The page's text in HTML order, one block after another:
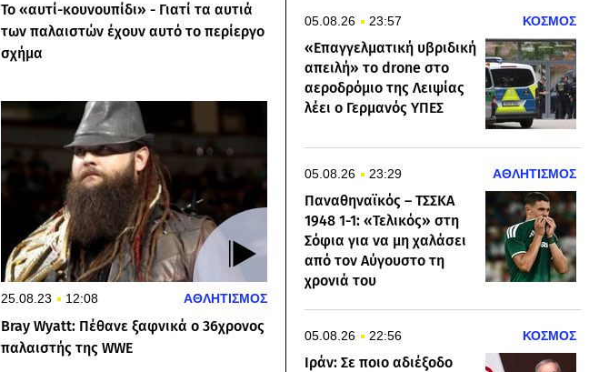
Το «αυτί-κουνουπίδι» - Γιατί τα αυτιά
των παλαιστών έχουν αυτό το περίεργο
σχήμα
25.08.23 12:08 ΑΘΛΗΤΙΣΜΟΣ
Bray Wyatt: Πέθανε ξαφνικά ο 36χρονος
παλαιστής της WWE
05.08.26 23:57 ΚΟΣΜΟΣ
«Επαγγελματική υβριδική
απειλή» το drone στο
αεροδρόμιο της Λειψίας
λέει ο Γερμανός ΥΠΕΣ
05.08.26 23:29 ΑΘΛΗΤΙΣΜΟΣ
Παναθηναϊκός – ΤΣΣΚΑ
1948 1-1: «Τελικός» στη
Σόφια για να μη χαλάσει
από τον Αύγουστο τη
χρονιά του
05.08.26 22:56 ΚΟΣΜΟΣ
Ιράν: Σε ποιο αδιέξοδο